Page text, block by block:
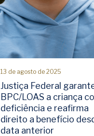
13 de agosto de 2025
Justiça Federal
BPC/LOAS a criança
deficiência e reafirma
direito a benefício
data anterior